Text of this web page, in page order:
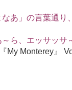
あ」の言葉通り
ら、エッサッサ
My Monterey』